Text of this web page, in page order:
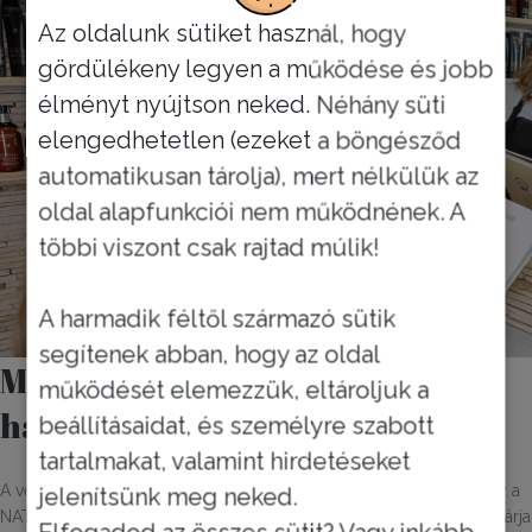
Miért válaszd a vegyszermentes
hajfestést?
A vegyszermentes hajfestés egy olyan innovatív megoldás, amely a
NATULIQUE termékek segítségével minimalizálja vagy teljesen kizárja
Az oldalunk sütiket használ, hogy
gördülékeny legyen a működése és jobb
élményt nyújtson neked. Néhány süti
elengedhetetlen (ezeket a böngésződ
automatikusan tárolja), mert nélkülük az
oldal alapfunkciói nem működnének. A
többi viszont csak rajtad múlik!
A harmadik féltől származó sütik
segítenek abban, hogy az oldal
működését elemezzük, eltároljuk a
beállításaidat, és személyre szabott
tartalmakat, valamint hirdetéseket
jelenítsünk meg neked.